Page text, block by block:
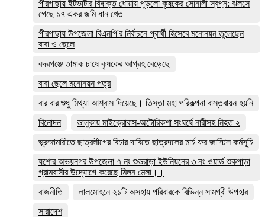
পীরগাছায় ইটভাটার বিষাক্ত ধোয়ায় পুড়লো কৃষকের সোনালী স্বপ্ন: ঝলসে
গেছে ১৭ একর জমি ধান খেত
পীরগাছায় উপজেলা বিএনপি'র নির্বাচনে প্রার্থী হিসেবে মনোনয়ন তুলেছেন
বাবা ও ছেলে
বদরগঞ্জে তামাক চাষে কৃষকের আগ্রহ বেড়েছে
বাবা ছেলে মনোনয়ন পত্র
বার বার শুধু মিথ্যা আশ্বাস দিয়েছে। তিস্তা মহা পরিকল্পনা বাস্তবায়ন হয়নি
বিনোদন
ভালুকায় মাইক্রোবাস-অটোরিকশা সংঘর্ষে নারীসহ নিহত ২
ভূরুঙ্গামারীতে ছাত্রলীগের বিচার দাবিতে ছাত্রদলের মার্চ ফর জাস্টিস কর্মসূচি
যশোর অভয়নগর উপজেলা ৭ নং শুভরাড়া ইউনিয়নের ৩ নং ওয়ার্ড শুকপাড়া
গ্রামবাসীর উদ্যোগে করেছে মিলন মেলা।।
রাজনীতি
লালমোহনে ২১টি অসহায় পরিবারকে বিভিন্ন সামগ্রী উপহার
সারাদেশ